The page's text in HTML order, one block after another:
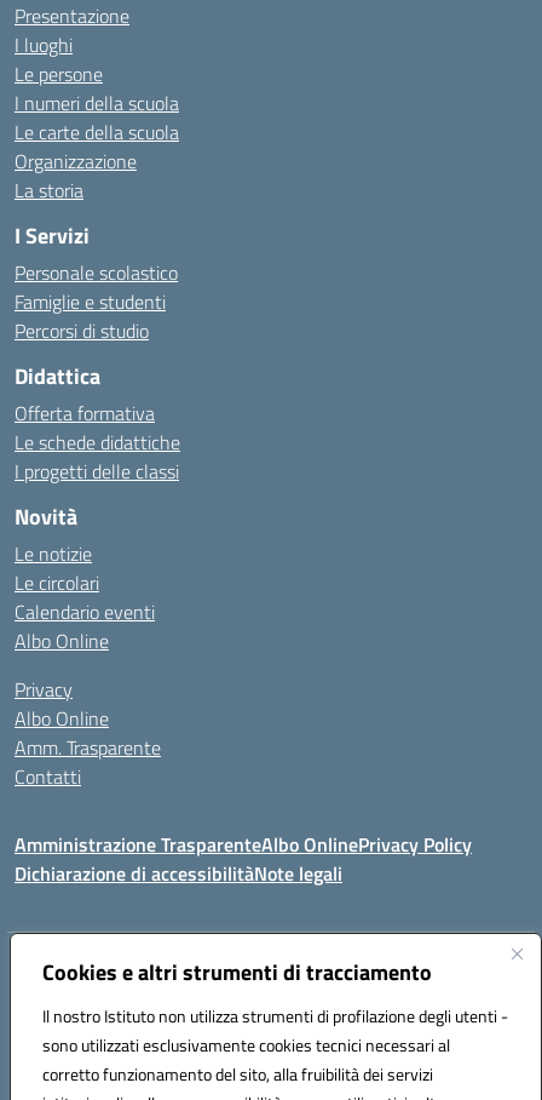
Cookies e altri strumenti di tracciamento
Il nostro Istituto non utilizza strumenti di profilazione degli utenti -
sono utilizzati esclusivamente cookies tecnici necessari al
corretto funzionamento del sito, alla fruibilità dei servizi
Presentazione
I luoghi
Le persone
I numeri della scuola
Le carte della scuola
Organizzazione
La storia
I Servizi
Personale scolastico
Famiglie e studenti
Percorsi di studio
Didattica
Offerta formativa
Le schede didattiche
I progetti delle classi
Novità
Le notizie
Le circolari
Calendario eventi
Albo Online
Privacy
Albo Online
Amm. Trasparente
Contatti
Amministrazione TrasparenteAlbo OnlinePrivacy Policy
Dichiarazione di accessibilitàNote legali
Indirizzo:VIA S. LEONARDO 90024 GANGI (PA)
Posta elettronica certificata (PEC):paic84500b@pec.istruzione.it
Codice fiscale: 95005240825
Codice meccanografico: PAIC84500B